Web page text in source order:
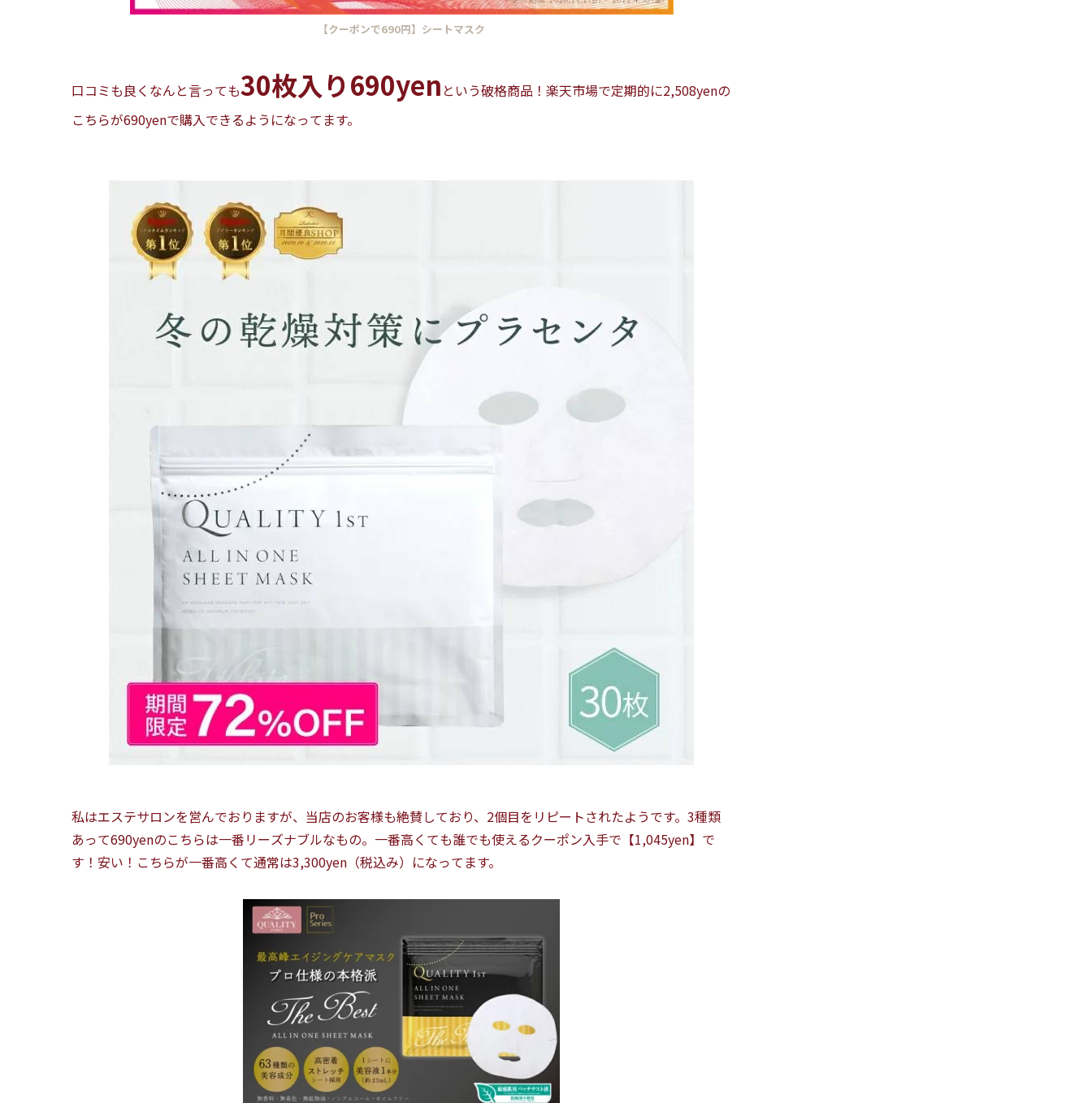
【クーポンで690円】シートマスク
口コミも良くなんと言っても30枚入り690yen という破格商品！楽天市場で定期的に2,508yenの
こちらが690yenで購入できるようになってます。
私はエステサロンを営んでおりますが、当店のお客様も絶賛しており、2個目をリピートされたようです。3種類
あって690yenのこちらは一番リーズナブルなもの。一番高くても誰でも使えるクーポン入手で【1,045yen】で
す！安い！こちらが一番高くて通常は3,300yen（税込み）になってます。